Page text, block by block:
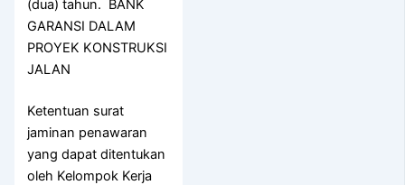
(dua) tahun. BANK
GARANSI DALAM
PROYEK KONSTRUKSI
JALAN
Ketentuan surat
jaminan penawaran
yang dapat ditentukan
oleh Kelompok Kerja